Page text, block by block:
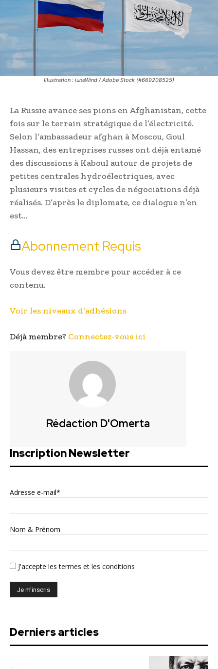
Illustration : iuneWind / Adobe Stock (#669208525)
La Russie avance ses pions en Afghanistan, cette
fois sur le terrain stratégique de l’électricité.
Selon l’ambassadeur afghan à Moscou, Goul
Hassan, des entreprises russes ont déjà entamé
des discussions à Kaboul autour de projets de
petites centrales hydroélectriques, avec
plusieurs visites et cycles de négociations déjà
réalisés. D’après le diplomate, ce dialogue n’en
est…
Abonnement Requis
Vous devez être membre pour accéder à ce
contenu.
Voir les niveaux d’adhésions
Déjà membre? Connectez-vous ici
Rédaction D'Omerta
Inscription Newsletter
Adresse e-mail*
Nom & Prénom
J'accepte les termes et les conditions
Derniers articles